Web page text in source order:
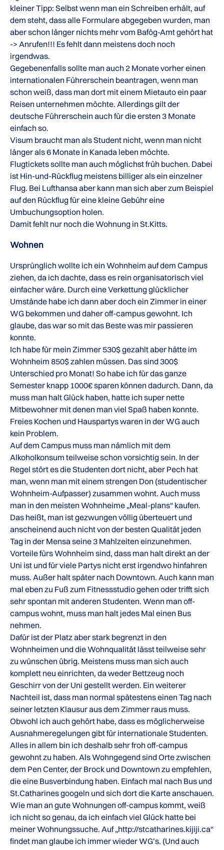
kleiner Tipp: Selbst wenn man ein Schreiben erhält, auf
dem steht, dass alle Formulare abgegeben wurden, man
aber schon länger nichts mehr vom Bafög-Amt gehört hat
-> Anrufen!!! Es fehlt dann meistens doch noch
irgendwas.
Gegebenenfalls sollte man auch 2 Monate vorher einen
internationalen Führerschein beantragen, wenn man
schon weiß, dass man dort mit einem Mietauto ein paar
Reisen unternehmen möchte. Allerdings gilt der
deutsche Führerschein auch für die ersten 3 Monate
einfach so.
Visum braucht man als Student nicht, wenn man nicht
länger als 6 Monate in Kanada leben möchte.
Flugtickets sollte man auch möglichst früh buchen. Dabei
ist Hin-und-Rückflug meistens billiger als ein einzelner
Flug. Bei Lufthansa aber kann man sich aber zum Beispiel
auf den Rückflug für eine kleine Gebühr eine
Umbuchungsoption holen.
Damit fehlt nur noch die Wohnung in St.Kitts.
Wohnen
Ursprünglich wollte ich ein Wohnheim auf dem Campus
ziehen, da ich dachte, dass es rein organisatorisch viel
einfacher wäre. Durch eine Verkettung glücklicher
Umstände habe ich dann aber doch ein Zimmer in einer
WG bekommen und daher off-campus gewohnt. Ich
glaube, das war so mit das Beste was mir passieren
konnte.
Ich habe für mein Zimmer 530$ gezahlt aber hätte im
Wohnheim 850$ zahlen müssen. Das sind 300$
Unterschied pro Monat! So habe ich für das ganze
Semester knapp 1000€ sparen können dadurch. Dann, da
muss man halt Glück haben, hatte ich super nette
Mitbewohner mit denen man viel Spaß haben konnte.
Freies Kochen und Hauspartys waren in der WG auch
kein Problem.
Auf dem Campus muss man nämlich mit dem
Alkoholkonsum teilweise schon vorsichtig sein. In der
Regel stört es die Studenten dort nicht, aber Pech hat
man, wenn man mit einem strengen Don (studentischer
Wohnheim-Aufpasser) zusammen wohnt. Auch muss
man in den meisten Wohnheime „Meal-plans“ kaufen.
Das heißt, man ist gezwungen völlig überteuert und
anscheinend auch nicht von der besten Qualität jeden
Tag in der Mensa seine 3 Mahlzeiten einzunehmen.
Vorteile fürs Wohnheim sind, dass man halt direkt an der
Uni ist und für viele Partys nicht erst irgendwo hinfahren
muss. Außer halt später nach Downtown. Auch kann man
mal eben zu Fuß zum Fitnessstudio gehen oder trifft sich
sehr spontan mit anderen Studenten. Wenn man off-
campus wohnt, muss man halt jedes Mal einen Bus
nehmen.
Dafür ist der Platz aber stark begrenzt in den
Wohnheimen und die Wohnqualität lässt teilweise sehr
zu wünschen übrig. Meistens muss man sich auch
komplett neu einrichten, da weder Bettzeug noch
Geschirr von der Uni gestellt werden. Ein weiterer
Nachteil ist, dass man normal spätestens einen Tag nach
seiner letzten Klausur aus dem Zimmer raus muss.
Obwohl ich auch gehört habe, dass es möglicherweise
Ausnahmeregelungen gibt für internationale Studenten.
Alles in allem bin ich deshalb sehr froh off-campus
gewohnt zu haben. Als Wohngegend sind Orte zwischen
dem Pen Center, der Brock und Downtown zu empfehlen,
die eine Busverbindung haben. Einfach mal nach Bus und
St.Catharines googeln und sich dort die Karte anschauen.
Wie man an gute Wohnungen off-campus kommt, weiß
ich nicht so genau, da ich einfach viel Glück hatte bei
meiner Wohnungssuche. Auf „http://stcatharines.kijiji.ca“
findet man glaube ich immer wieder WG’s. (Und auch